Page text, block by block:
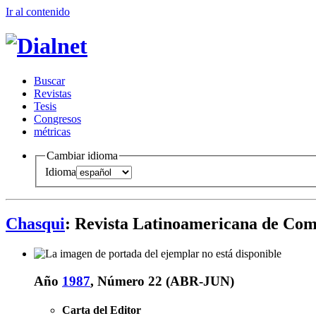
Ir al contenido
Buscar
Revistas
Tesis
Congresos
métricas
Cambiar idioma
Idioma
Chasqui: Revista Latinoamericana de
Año 1987, Número 22 (ABR-JUN)
Carta del Editor